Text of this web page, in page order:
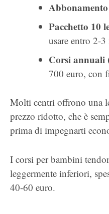
Pacchetto 10
usare entro 2-3
Corsi annuali
700 euro, con
Molti centri offrono una
prezzo ridotto, che è
prima di impegnarti
I corsi per bambini
leggermente inferiori,
40-60 euro.